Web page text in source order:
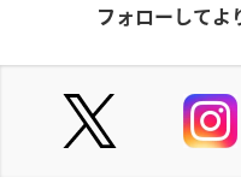
フォローしてよ